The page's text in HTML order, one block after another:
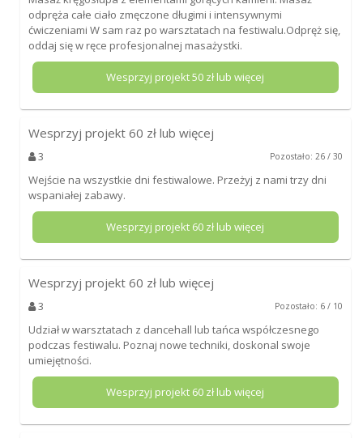
odpręża całe ciało zmęczone długimi i intensywnymi
ćwiczeniami W sam raz po warsztatach na festiwalu.Odpręż się,
oddaj się w ręce profesjonalnej masażystki.
Wesprzyj projekt50 zł lub więcej
Wesprzyj projekt 60 zł lub więcej
3 Pozostało: 26 / 30
Wejście na wszystkie dni festiwalowe. Przeżyj z nami trzy dni
wspaniałej zabawy.
Wesprzyj projekt 60 zł lub więcej
Wesprzyj projekt 60 zł lub więcej
3 Pozostało: 6 / 10
Udział w warsztatach z dancehall lub tańca współczesnego
podczas festiwalu. Poznaj nowe techniki, doskonal swoje
umiejętności.
Wesprzyj projekt 60 zł lub więcej